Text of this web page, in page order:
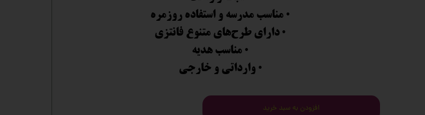
• مناسب مدرسه و استفاده روزمره
• دارای طرح‌های متنوع فانتزی
• مناسب هدیه
• وارداتی و خارجی
افزودن به سبد خرید